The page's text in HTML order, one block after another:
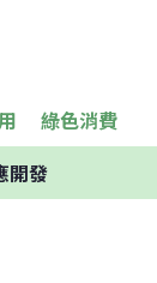
綠色消費
開發